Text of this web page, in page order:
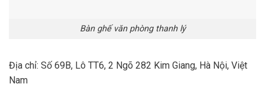
Bàn ghế văn phòng thanh lý
Địa chỉ: Số 69B, Lô TT6, 2 Ngõ 282 Kim Giang, Hà Nội, Việt
Nam